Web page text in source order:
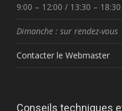
9:00 – 12:00 / 13:30 – 18:30
Dimanche : sur rendez-vous
Contacter le Webmaster
Conseils techniques